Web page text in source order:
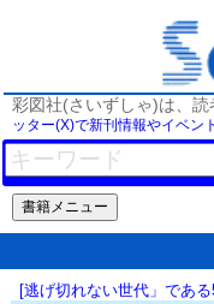
彩図社(さいずしゃ)は、読
ッター(X)で新刊情報やイベン
[逃げ切れない世代」であ